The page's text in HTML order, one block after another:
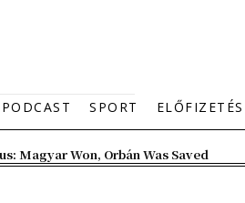
PODCAST SPORT ELŐFIZETÉS
Magyar Won, Orbán Was Saved